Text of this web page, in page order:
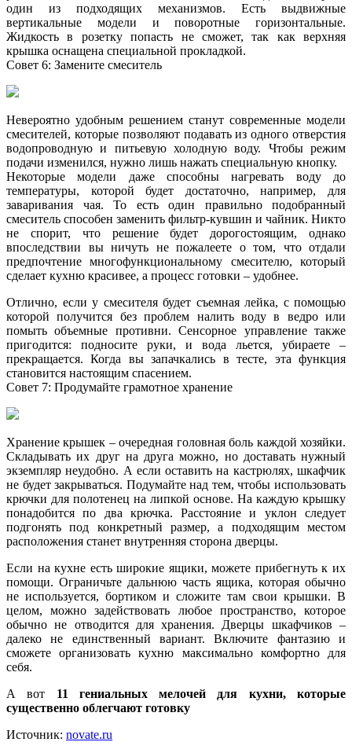
один из подходящих механизмов. Есть выдвижные
вертикальные модели и поворотные горизонтальные.
Жидкость в розетку попасть не сможет, так как верхняя
крышка оснащена специальной прокладкой.
Совет 6: Замените смеситель
Невероятно удобным решением станут современные модели
смесителей, которые позволяют подавать из одного отверстия
водопроводную и питьевую холодную воду. Чтобы режим
подачи изменился, нужно лишь нажать специальную кнопку.
Некоторые модели даже способны нагревать воду до
температуры, которой будет достаточно, например, для
заваривания чая. То есть один правильно подобранный
смеситель способен заменить фильтр-кувшин и чайник. Никто
не спорит, что решение будет дорогостоящим, однако
впоследствии вы ничуть не пожалеете о том, что отдали
предпочтение многофункциональному смесителю, который
сделает кухню красивее, а процесс готовки – удобнее.
Отлично, если у смесителя будет съемная лейка, с помощью
которой получится без проблем налить воду в ведро или
помыть объемные противни. Сенсорное управление также
пригодится: подносите руки, и вода льется, убираете –
прекращается. Когда вы запачкались в тесте, эта функция
становится настоящим спасением.
Совет 7: Продумайте грамотное хранение
Хранение крышек – очередная головная боль каждой хозяйки.
Складывать их друг на друга можно, но доставать нужный
экземпляр неудобно. А если оставить на кастрюлях, шкафчик
не будет закрываться. Подумайте над тем, чтобы использовать
крючки для полотенец на липкой основе. На каждую крышку
понадобится по два крючка. Расстояние и уклон следует
подгонять под конкретный размер, а подходящим местом
расположения станет внутренняя сторона дверцы.
Если на кухне есть широкие ящики, можете прибегнуть к их
помощи. Ограничьте дальнюю часть ящика, которая обычно
не используется, бортиком и сложите там свои крышки. В
целом, можно задействовать любое пространство, которое
обычно не отводится для хранения. Дверцы шкафчиков –
далеко не единственный вариант. Включите фантазию и
сможете организовать кухню максимально комфортно для
себя.
А вот 11 гениальных мелочей для кухни, которые
существенно облегчают готовку
Источник: novate.ru